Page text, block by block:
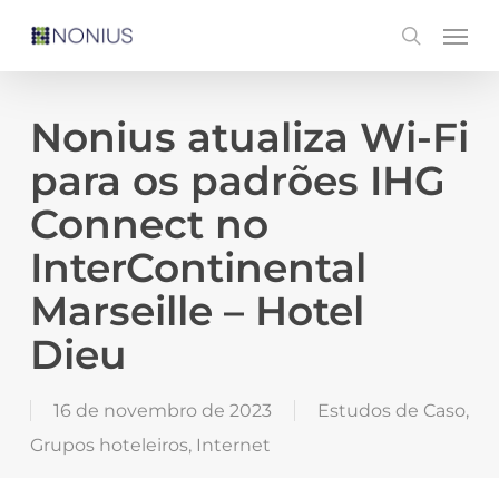
content
search
Menu
Nonius atualiza Wi-Fi
para os padrões IHG
Connect no
InterContinental
Marseille – Hotel
Dieu
16 de novembro de 2023 Estudos de Caso,
Grupos hoteleiros, Internet